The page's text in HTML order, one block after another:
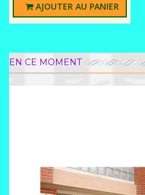
AJOUTER AU PANIER
EN CE MOMENT